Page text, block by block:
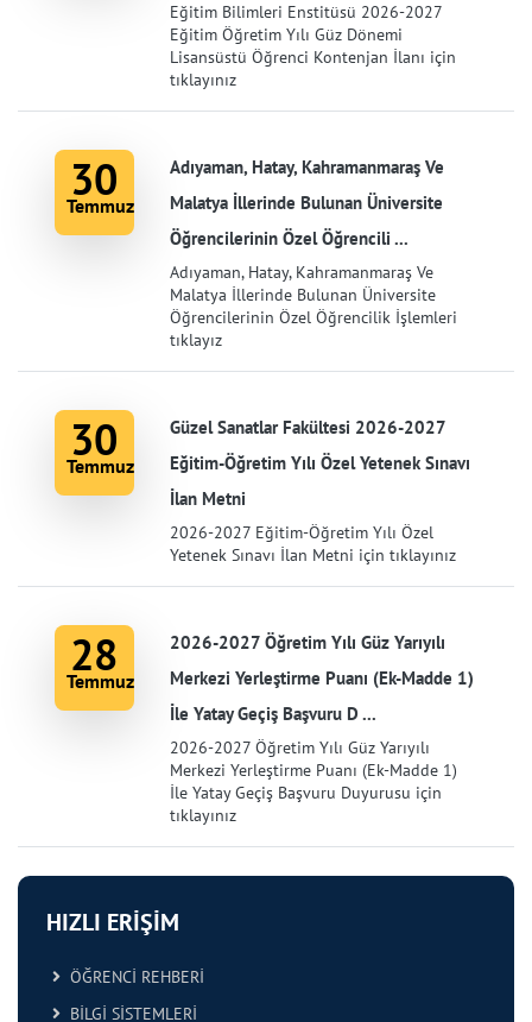
HIZLI ERİŞİM
ÖĞRENCİ REHBERİ
BİLGİ SİSTEMLERİ
Eğitim Bilimleri Enstitüsü 2026-2027
Eğitim Öğretim Yılı Güz Dönemi
Lisansüstü Öğrenci Kontenjan İlanı için
tıklayınız
30
Temmuz
Adıyaman, Hatay, Kahramanmaraş Ve
Malatya İllerinde Bulunan Üniversite
Öğrencilerinin Özel Öğrencili ...
Adıyaman, Hatay, Kahramanmaraş Ve
Malatya İllerinde Bulunan Üniversite
Öğrencilerinin Özel Öğrencilik İşlemleri
tıklayız
30
Temmuz
Güzel Sanatlar Fakültesi 2026-2027
Eğitim-Öğretim Yılı Özel Yetenek Sınavı
İlan Metni
2026-2027 Eğitim-Öğretim Yılı Özel
Yetenek Sınavı İlan Metni için tıklayınız
28
Temmuz
2026-2027 Öğretim Yılı Güz Yarıyılı
Merkezi Yerleştirme Puanı (Ek-Madde 1)
İle Yatay Geçiş Başvuru D ...
2026-2027 Öğretim Yılı Güz Yarıyılı
Merkezi Yerleştirme Puanı (Ek-Madde 1)
İle Yatay Geçiş Başvuru Duyurusu için
tıklayınız